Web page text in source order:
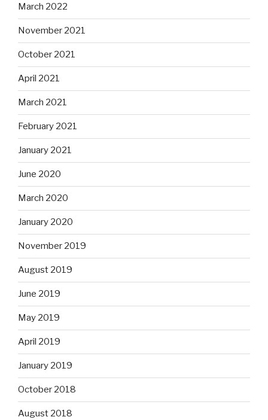
March 2022
November 2021
October 2021
April 2021
March 2021
February 2021
January 2021
June 2020
March 2020
January 2020
November 2019
August 2019
June 2019
May 2019
April 2019
January 2019
October 2018
August 2018